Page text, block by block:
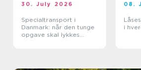
30. July 2026
Specialtransport i
Danmark: når den tunge
opgave skal lykkes
08.
i